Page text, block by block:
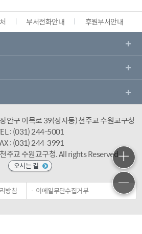
부서전화안내 후원부서안내
안구 이목로 39(정자동) 천주교 수원교구청
: (031) 244-5001
: (031) 244-3991
주교 수원교구청.All rights Reserved.
오시는 길
방침 이메일무단수집거부